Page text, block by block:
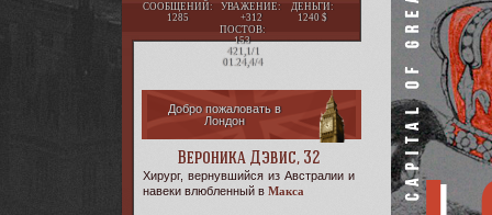
СООБЩЕНИЙ:
1285
УВАЖЕНИЕ:
+312
ДЕНЬГИ:
1240
ПОСТОВ:
153
421,1/1
01.24,4/4
Добро пожаловать в
Лондон
Вероника Дэвис, 32
Хирург, вернувшийся из Австралии и
навеки влюбленный в Макса